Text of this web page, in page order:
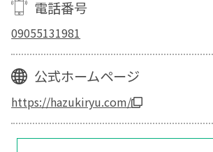
電話番号
09055131981
公式ホームページ
https://hazukiryu.com/